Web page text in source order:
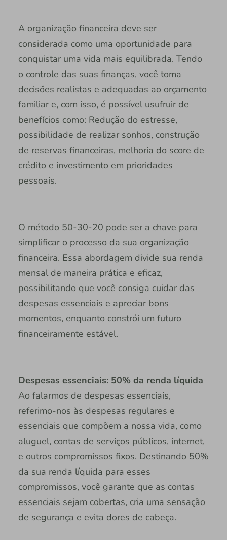
A organização financeira deve ser
considerada como uma oportunidade para
conquistar uma vida mais equilibrada. Tendo
o controle das suas finanças, você toma
decisões realistas e adequadas ao orçamento
familiar e, com isso, é possível usufruir de
benefícios como: Redução do estresse,
possibilidade de realizar sonhos, construção
de reservas financeiras, melhoria do score de
crédito e investimento em prioridades
pessoais.
O método 50-30-20 pode ser a chave para
simplificar o processo da sua organização
financeira. Essa abordagem divide sua renda
mensal de maneira prática e eficaz,
possibilitando que você consiga cuidar das
despesas essenciais e apreciar bons
momentos, enquanto constrói um futuro
financeiramente estável.
Despesas essenciais: 50% da renda líquida
Ao falarmos de despesas essenciais,
referimo-nos às despesas regulares e
essenciais que compõem a nossa vida, como
aluguel, contas de serviços públicos, internet,
e outros compromissos fixos. Destinando 50%
da sua renda líquida para esses
compromissos, você garante que as contas
essenciais sejam cobertas, cria uma sensação
de segurança e evita dores de cabeça.